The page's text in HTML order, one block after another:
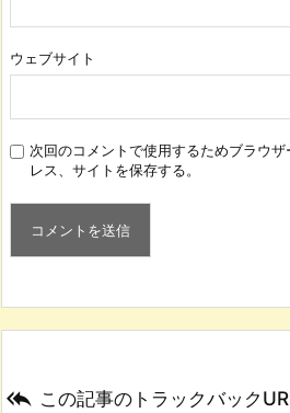
ウェブサイト
次回のコメントで使用するためブラウ
レス、サイトを保存する。
 この記事のトラックバック